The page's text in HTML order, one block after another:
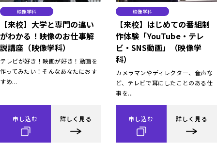
映像学科
【来校】大学と専門の違い
がわかる！映像のお仕事解
説講座（映像学科）
テレビが好き！映画が好き！動画を
作ってみたい！そんなあなたにおす
すめ...
申し込む 詳しく見る
映像学科
【来校】はじめての番組制
作体験「YouTube・テレ
ビ・SNS動画」（映像学
科）
カメラマンやディレクター、音声な
ど、テレビで耳にしたことのある仕
事を...
申し込む 詳しく見る